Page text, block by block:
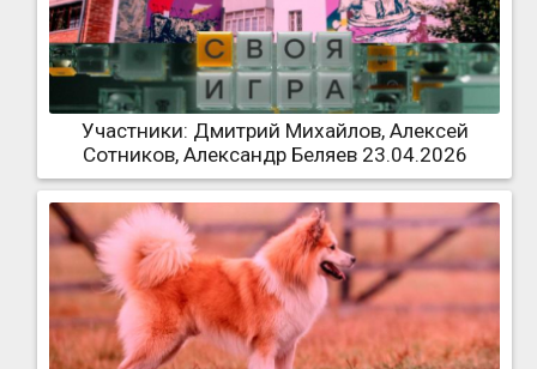
Участники: Дмитрий Михайлов, Алексей
Сотников, Александр Беляев 23.04.2026